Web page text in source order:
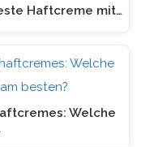
Haftcreme mit…
Welche